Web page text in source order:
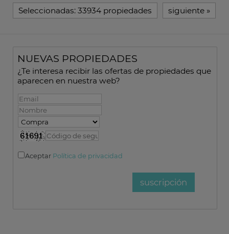
Seleccionadas: 33934 propiedades siguiente »
NUEVAS PROPIEDADES
¿Te interesa recibir las ofertas de propiedades que
aparecen en nuestra web?
Aceptar Política de privacidad